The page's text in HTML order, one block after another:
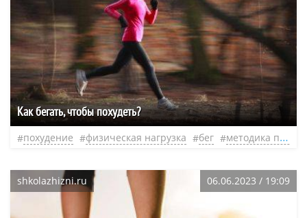
Как бегать, чтобы похудеть?
похудение физическая нагрузка бег методика похудения
shkolazhizni.ru 06.06.2023 / 19:09